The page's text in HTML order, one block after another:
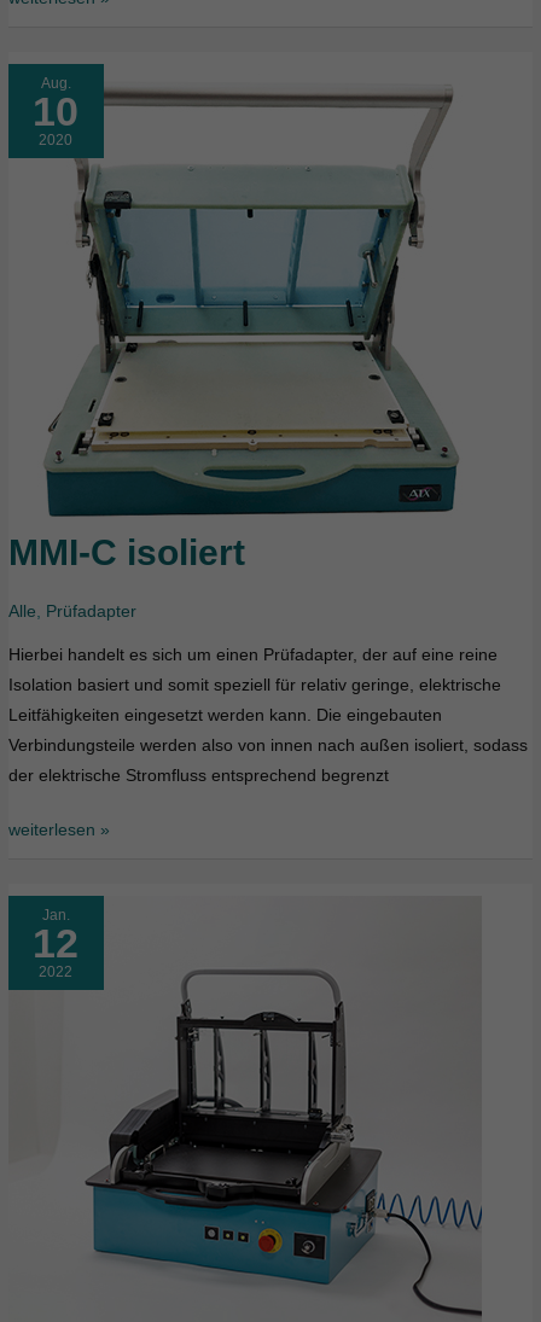
Aug.
10
2020
MMI-C isoliert
Alle Prüfadapter
Hierbei handelt es sich um einen Prüfadapter, der auf eine reine
Isolation basiert und somit speziell für relativ geringe, elektrische
Leitfähigkeiten eingesetzt werden kann. Die eingebauten
Verbindungsteile werden also von innen nach außen isoliert, sodass
der elektrische Stromfluss entsprechend begrenzt
MMI-
isoliert
weiterlesen »
Jan.
12
2022